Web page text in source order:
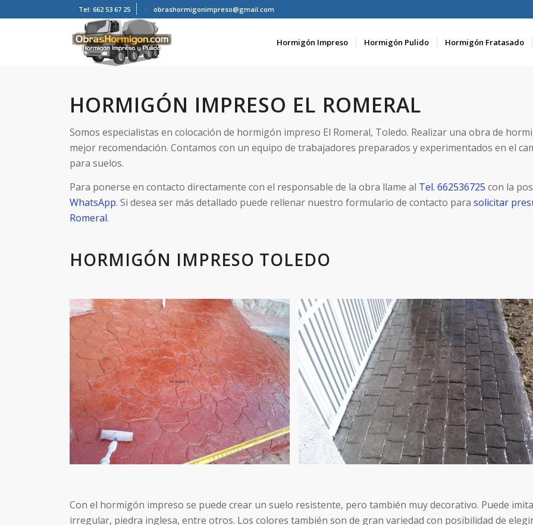
Tel: 662 53 67 25 obrashormigonimpreso@gmail.com
Hormigón Impreso Hormigón Pulido Hormigón Fratasado
HORMIGÓN IMPRESO EL ROMERAL
Somos especialistas en colocación de hormigón impreso El Romeral, Toledo. Realizar una obra de
mejor recomendación. Contamos con un equipo de trabajadores preparados y experimentados en el
para suelos.
Para ponerse en contacto directamente con el responsable de la obra llame al Tel. 662536725 con la
WhatsApp. Si desea ser más detallado puede rellenar nuestro formulario de contacto parasolicitar
Romeral.
HORMIGÓN IMPRESO TOLEDO
Con el hormigón impreso se puede crear un suelo resistente, pero también muy decorativo. Puede
irregular, piedra inglesa, entre otros. Los colores también son de gran variedad con posibilidad de